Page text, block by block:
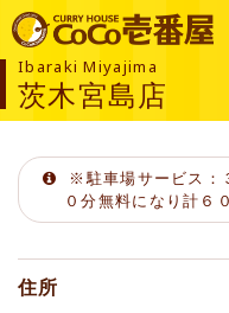
Ibaraki Miyajima
茨木宮島店
※駐車場サービス：
０分無料になり計６
住所